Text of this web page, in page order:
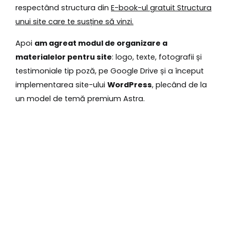
respectând structura din E-book-ul gratuit Structura
unui site care te susține să vinzi.
Apoi am agreat modul de organizare a
materialelor pentru site: logo, texte, fotografii și
testimoniale tip poză, pe Google Drive și a început
implementarea site-ului WordPress, plecând de la
un model de temă premium Astra.